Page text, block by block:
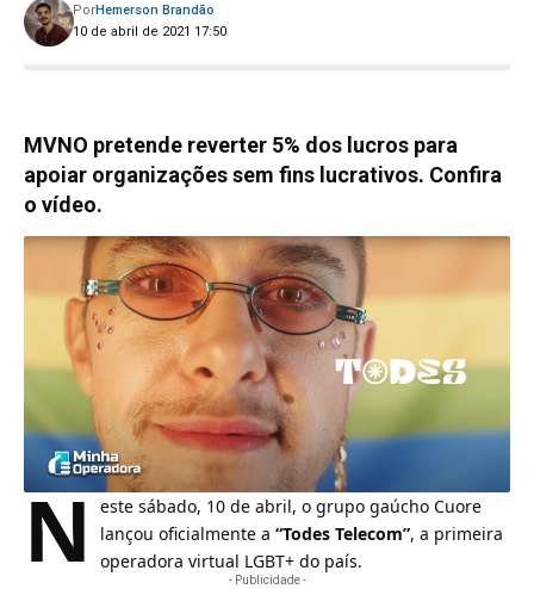
10 de abril de 2021 17:50
PorHemerson Brandão
MVNO pretende reverter 5% dos lucros para
apoiar organizações sem fins lucrativos. Confira
o vídeo.
N este sábado, 10 de abril, o grupo gaúcho Cuore
lançou oficialmente a “Todes Telecom”, a primeira
operadora virtual LGBT+ do país.
- Publicidade -